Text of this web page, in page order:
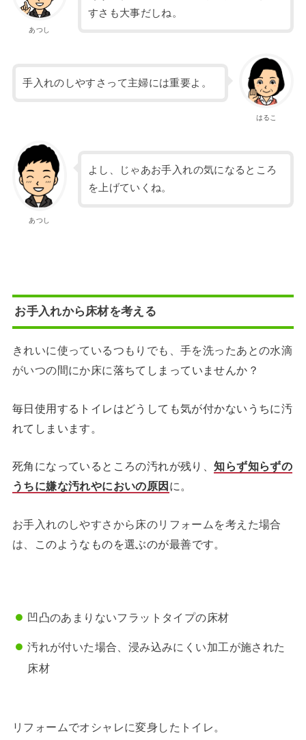
あつし
すさも大事だしね。
はるこ
手入れのしやすさって主婦には重要よ。
あつし
よし、じゃあお手入れの気になるところ
を上げていくね。
お手入れから床材を考える
きれいに使っているつもりでも、手を洗ったあとの水滴
がいつの間にか床に落ちてしまっていませんか？
毎日使用するトイレはどうしても気が付かないうちに汚
れてしまいます。
死角になっているところの汚れが残り、知らず知らずの
うちに嫌な汚れやにおいの原因 に。
お手入れのしやすさから床のリフォームを考えた場合
は、
このようなものを選ぶのが最善です。
凹凸のあまりないフラットタイプの床材
汚れが付いた場合、浸み込みにくい加工が施された
床材
リフォームでオシャレに変身したトイレ。